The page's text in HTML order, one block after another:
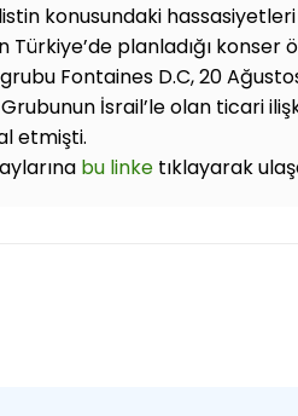
konusundaki
Türkiye’de planladığı konser
Fontaines D.C, 20
İsrail’le olan ticari
etmişti.
bu linke tıklayarak